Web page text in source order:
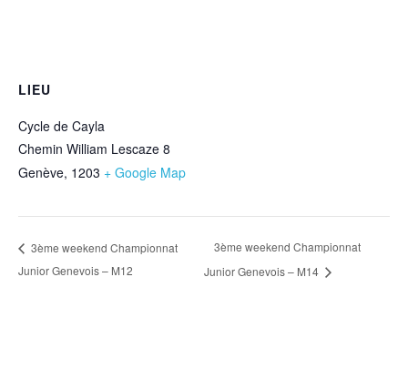
LIEU
Cycle de Cayla
Chemin William Lescaze 8
Genève, 1203 + Google Map
3ème weekend Championnat
Junior Genevois – M12
3ème weekend Championnat
Junior Genevois – M14